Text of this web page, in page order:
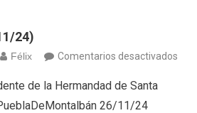
24)
Félix Comentarios desactivadosen
de la Hermandad de Santa
26/11/24